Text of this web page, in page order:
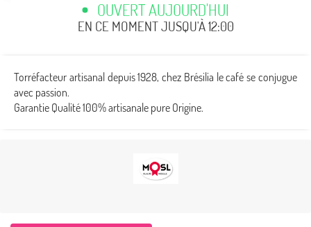
OUVERT AUJOURD'HUI
EN CE MOMENT JUSQU'À 12:00
Torréfacteur artisanal depuis 1928, chez Brésilia le café se conjugue
avec passion.
Garantie Qualité 100% artisanale pure Origine.